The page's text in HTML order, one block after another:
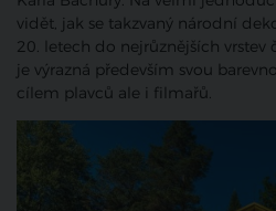
vidět, jak se takzvaný národní
20. letech do nejrůznějších vrstev
je výrazná především svou
cílem plavců ale i filmařů.